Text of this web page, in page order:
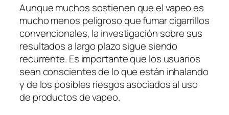
Aunque muchos sostienen que el vapeo es
mucho menos peligroso que fumar cigarrillos
convencionales, la investigación sobre sus
resultados a largo plazo sigue siendo
recurrente. Es importante que los usuarios
sean conscientes de lo que están inhalando
y de los posibles riesgos asociados al uso
de productos de vapeo.